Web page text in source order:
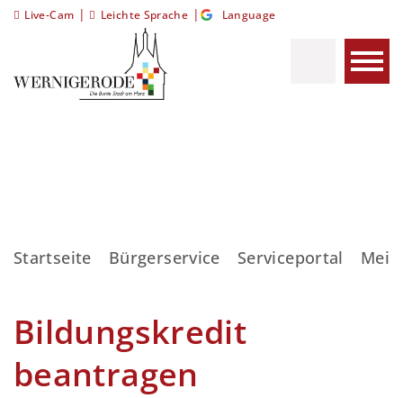
Live-Cam | Leichte Sprache | Language
Startseite Bürgerservice Serviceportal
Bildungskredit
beantragen